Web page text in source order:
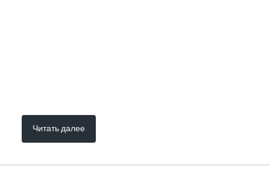
Читать далее